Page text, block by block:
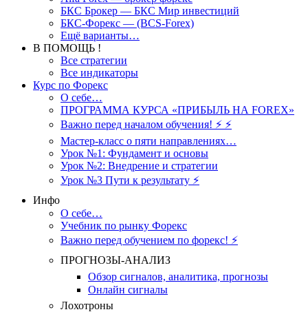
БКС Брокер — БКС Мир инвестиций
БКС-Форекс — (BCS-Forex)
Ещё варианты…
В ПОМОЩЬ !
Все стратегии
Все индикаторы
Курс по Форекс
О себе…
ПРОГРАММА КУРСА «ПРИБЫЛЬ НА FOREX»
Важно перед началом обучения! ⚡ ⚡
Мастер-класс о пяти направлениях…
Урок №1: Фундамент и основы
Урок №2: Внедрение и стратегии
Урок №3 Пути к результату ⚡️
Инфо
О себе…
Учебник по рынку Форекс
Важно перед обучением по форекс! ⚡
ПРОГНОЗЫ-АНАЛИЗ
Обзор сигналов, аналитика, прогнозы
Онлайн сигналы
Лохотроны